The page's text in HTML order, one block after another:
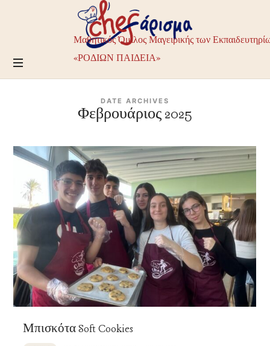
Chefarisma
–
Μαθητικός
Όμιλος
Μαγειρικής
Εκπαιδευτηρίων
ΡΟΔΙΩΝ
ΠΑΙΔΕΙΑ
Μαθητικός Όμιλος Μαγειρικής των
«ΡΟΔΙΩΝ ΠΑΙΔΕΙΑ»
DATE ARCHIVES
Φεβρουάριος 2025
Μπισκότα Soft Cookies